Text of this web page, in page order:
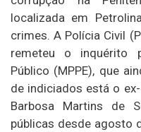
localizada em
crimes. A Polícia Civil
remeteu o inquérito
Público (MPPE), que
de indiciados está o
Barbosa Martins de
públicas desde agosto